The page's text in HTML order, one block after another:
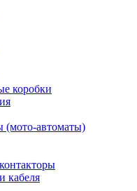
коробки
(мото-автоматы)
кабеля